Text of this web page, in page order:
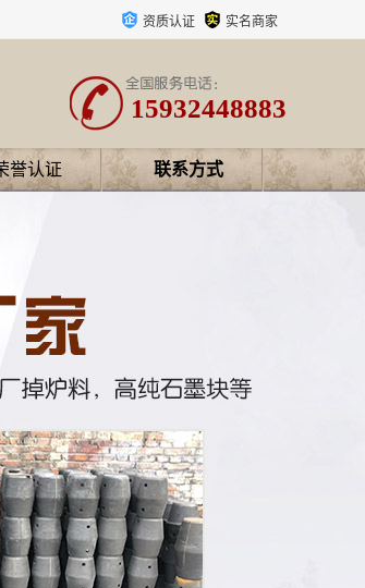
资质认证 实名商家
15932448883
誉认证 联系方式